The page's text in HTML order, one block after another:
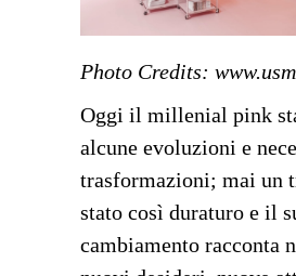
Photo Credits:
Oggi il millenial pink
alcune evoluzioni e
trasformazioni; mai un
stato così duraturo e il
cambiamento racconta